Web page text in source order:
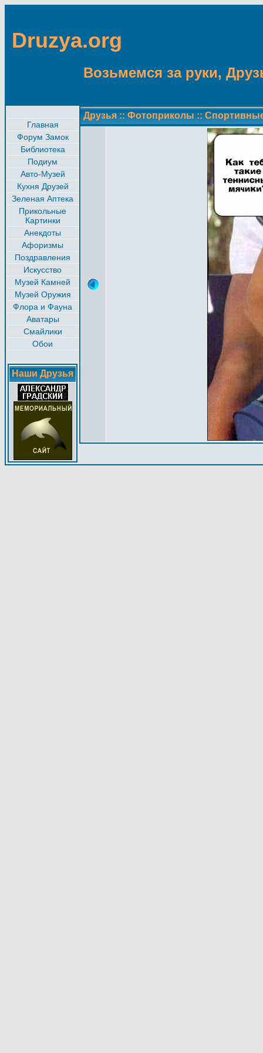
Druzya.org
Возьмемся за руки,
Главная
Форум Замок
Библиотека
Подиум
Авто-Музей
Кухня Друзей
Зеленая Аптека
Прикольные
Картинки
Анекдоты
Афоризмы
Поздравления
Искусство
Музей Камней
Музей Оружия
Флора и Фауна
Аватары
Смайлики
Обои
Наши Друзья
Друзья :: Фотоприколы ::